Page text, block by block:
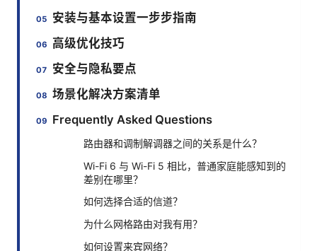
安装与基本设置一步步指南
高级优化技巧
安全与隐私要点
场景化解决方案清单
Frequently Asked Questions
路由器和调制解调器之间的关系是什么？
Wi-Fi 6 与 Wi-Fi 5 相比，普通家庭能感知到的
差别在哪里？
如何选择合适的信道？
为什么网格路由对我有用？
如何设置来宾网络？